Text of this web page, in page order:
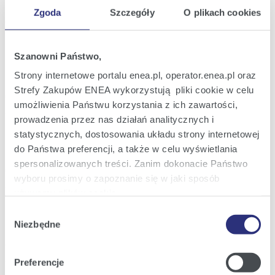
Zgoda Szczegóły O plikach cookies
Szanowni Państwo,
Strony internetowe portalu enea.pl, operator.enea.pl oraz
Strefy Zakupów ENEA wykorzystują pliki cookie w celu
umożliwienia Państwu korzystania z ich zawartości,
prowadzenia przez nas działań analitycznych i
statystycznych, dostosowania układu strony internetowej
do Państwa preferencji, a także w celu wyświetlania
spersonalizowanych treści. Zanim dokonacie Państwo
wyboru prosimy o zapoznanie się w jaki sposób
Szczegółowe informacje na ten temat znajdziecie
Polityce
zgody
Niezbędne
Preferencje
ENEA S.A.
28
cze
2022
14:53
Raport bieżący nr 46/2022
Wykaz akcjonariuszy posiadających co
najmniej 5% liczby głosów na
Zwyczajnym Walnym Zgromadzeniu ENEA
S.A.
24
cze
2022
21:03
Raport bieżący nr 45/2022
Powołanie Członków Rady Nadzorczej
ENEA S.A. nowej kadencji
cze
2022
Walne Zgromadzenie ENEA S.A. w dniu 24